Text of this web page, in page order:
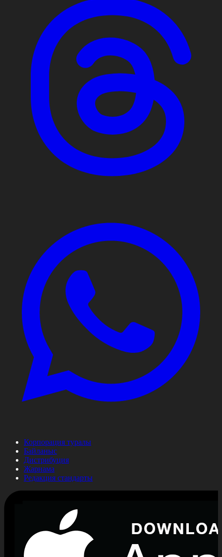
Корпорация туралы
Байланыс
Дистрибуция
Жарнама
Редакция стандарты